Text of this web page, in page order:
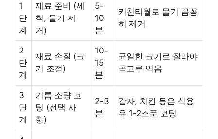
1
단
계
재료 준비 (세
척, 물기 제
거)
5-
10
분
키친타월로 물기 꼼꼼
히 제거
2
단
계
재료 손질 (크
기 조절)
10-
15
분
균일한 크기로 잘라야
골고루 익음
3
단
계
기름 소량 코
팅 (선택 사
항)
2-3
분
감자, 치킨 등은 식용
유 1-2스푼 코팅